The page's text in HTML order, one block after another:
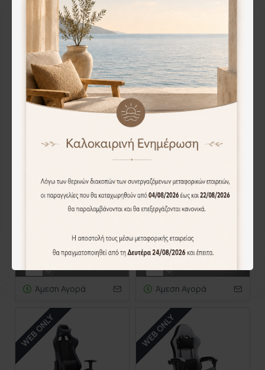
45.90€
Άμεση Αγορά
69.90€
Άμεση Αγορά
119.00€
Άμεση Αγορά
WEB ONLY
119.00€
Άμεση Αγορά
WEB ONLY WEB ONLY